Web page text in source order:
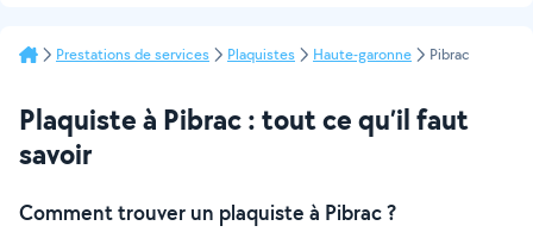
Prestations de services Plaquistes Haute-garonne Pibrac
Plaquiste à Pibrac : tout ce qu’il faut
savoir
Comment trouver un plaquiste à Pibrac ?